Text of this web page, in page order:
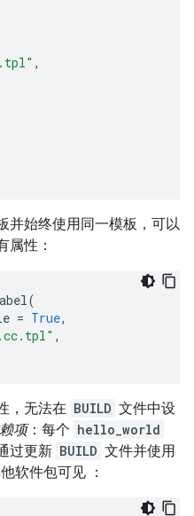
,
并始终使用同一模板，可以
属性：
(
= True,
,
，无法在 BUILD 文件中设
项：每个 hello_world
过更新 BUILD 文件并使用
软件包可见 ：